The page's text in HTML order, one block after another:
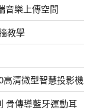
音樂上傳空間
教學
清微型智慧投影機
骨傳導藍牙運動耳